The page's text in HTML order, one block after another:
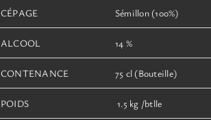
CÉPAGE Sémillon (100%)
ALCOOL 14 %
CONTENANCE 75 cl (Bouteille)
POIDS 1.5 kg /btlle